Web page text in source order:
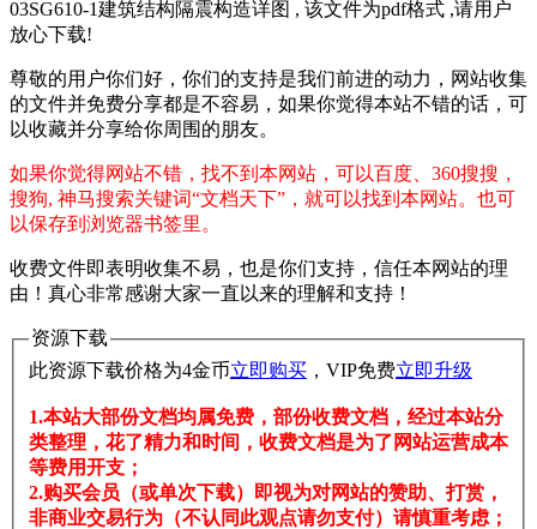
03SG610-1建筑结构隔震构造详图 , 该文件为pdf格式 ,请用户
放心下载!
尊敬的用户你们好，你们的支持是我们前进的动力，网站收集
的文件并免费分享都是不容易，如果你觉得本站不错的话，可
以收藏并分享给你周围的朋友。
如果你觉得网站不错，找不到本网站，可以百度、360搜搜，
搜狗, 神马搜索关键词“文档天下”，就可以找到本网站。也可
以保存到浏览器书签里。
收费文件即表明收集不易，也是你们支持，信任本网站的理
由！真心非常感谢大家一直以来的理解和支持！
资源下载
此资源下载价格为4金币立即购买 ，VIP免费立即升级
1.本站大部份文档均属免费，部份收费文档，经过本站分
类整理，花了精力和时间，收费文档是为了网站运营成本
等费用开支；
2.购买会员（或单次下载）即视为对网站的赞助、打赏，
非商业交易行为（不认同此观点请勿支付）请慎重考虑；